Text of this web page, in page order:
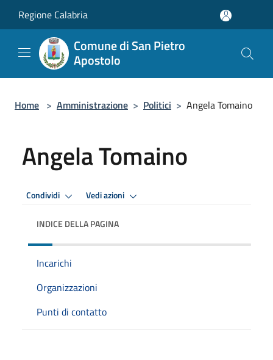
Regione Calabria
Comune di San Pietro
Apostolo
Home > Amministrazione > Politici > Angela Tomaino
Angela Tomaino
Condividi Vedi azioni
INDICE DELLA PAGINA
Incarichi
Organizzazioni
Punti di contatto